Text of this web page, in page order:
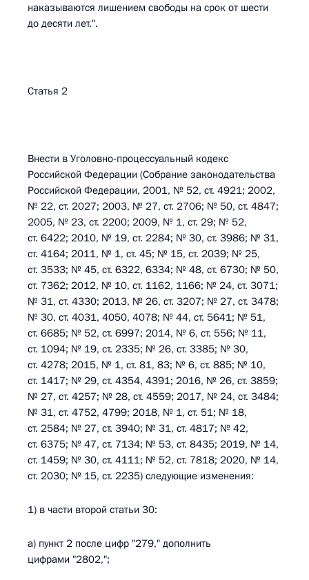
наказываются лишением свободы на срок от шести
до десяти лет.".
Статья 2
Внести в Уголовно-процессуальный кодекс
Российской Федерации (Собрание законодательства
Российской Федерации, 2001, № 52, ст. 4921; 2002,
№ 22, ст. 2027; 2003, № 27, ст. 2706; № 50, ст. 4847;
2005, № 23, ст. 2200; 2009, № 1, ст. 29; № 52,
ст. 6422; 2010, № 19, ст. 2284; № 30, ст. 3986; № 31,
ст. 4164; 2011, № 1, ст. 45; № 15, ст. 2039; № 25,
ст. 3533; № 45, ст. 6322, 6334; № 48, ст. 6730; № 50,
ст. 7362; 2012, № 10, ст. 1162, 1166; № 24, ст. 3071;
№ 31, ст. 4330; 2013, № 26, ст. 3207; № 27, ст. 3478;
№ 30, ст. 4031, 4050, 4078; № 44, ст. 5641; № 51,
ст. 6685; № 52, ст. 6997; 2014, № 6, ст. 556; № 11,
ст. 1094; № 19, ст. 2335; № 26, ст. 3385; № 30,
ст. 4278; 2015, № 1, ст. 81, 83; № 6, ст. 885; № 10,
ст. 1417; № 29, ст. 4354, 4391; 2016, № 26, ст. 3859;
№ 27, ст. 4257; № 28, ст. 4559; 2017, № 24, ст. 3484;
№ 31, ст. 4752, 4799; 2018, № 1, ст. 51; № 18,
ст. 2584; № 27, ст. 3940; № 31, ст. 4817; № 42,
ст. 6375; № 47, ст. 7134; № 53, ст. 8435; 2019, № 14,
ст. 1459; № 30, ст. 4111; № 52, ст. 7818; 2020, № 14,
ст. 2030; № 15, ст. 2235) следующие изменения:
1) в части второй статьи 30:
а) пункт 2 после цифр "279," дополнить
цифрами "2802,";